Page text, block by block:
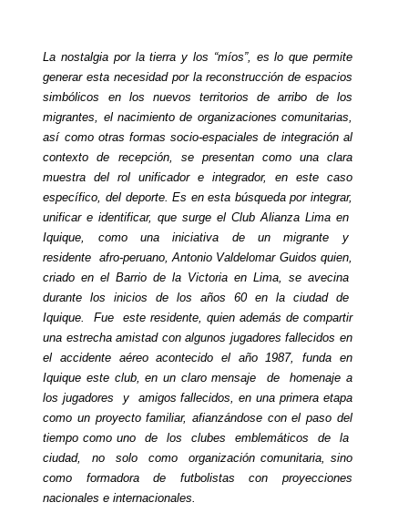
La nostalgia por la tierra y los “míos”, es lo que permite
generar esta necesidad por la reconstrucción de espacios
simbólicos en los nuevos territorios de arribo de los
migrantes, el nacimiento de organizaciones comunitarias,
así como otras formas socio-espaciales de integración al
contexto de recepción, se presentan como una clara
muestra del rol unificador e integrador, en este caso
específico, del deporte. Es en esta búsqueda por integrar,
unificar e identificar, que surge el Club Alianza Lima en
Iquique, como una iniciativa de un migrante y
residente afro-peruano, Antonio Valdelomar Guidos quien,
criado en el Barrio de la Victoria en Lima, se avecina
durante los inicios de los años 60 en la ciudad de
Iquique. Fue este residente, quien además de compartir
una estrecha amistad con algunos jugadores fallecidos en
el accidente aéreo acontecido el año 1987, funda en
Iquique este club, en un claro mensaje de homenaje a
los jugadores y amigos fallecidos, en una primera etapa
como un proyecto familiar, afianzándose con el paso del
tiempo como uno de los clubes emblemáticos de la
ciudad, no solo como organización comunitaria, sino
como formadora de futbolistas con proyecciones
nacionales e internacionales.